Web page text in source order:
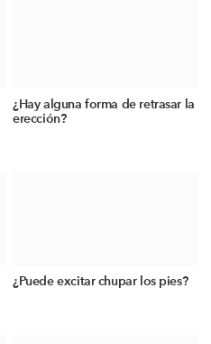
¿Hay alguna forma de retrasar la
erección?
¿Puede excitar chupar los pies?